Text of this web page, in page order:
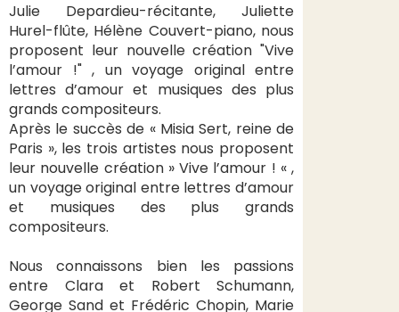
Julie Depardieu-récitante, Juliette
Hurel-flûte, Hélène Couvert-piano, nous
proposent leur nouvelle création "Vive
l’amour !" , un voyage original entre
lettres d’amour et musiques des plus
grands compositeurs.
Après le succès de « Misia Sert, reine de
Paris », les trois artistes nous proposent
leur nouvelle création » Vive l’amour ! « ,
un voyage original entre lettres d’amour
et musiques des plus grands
compositeurs.
Nous connaissons bien les passions
entre Clara et Robert Schumann,
George Sand et Frédéric Chopin, Marie